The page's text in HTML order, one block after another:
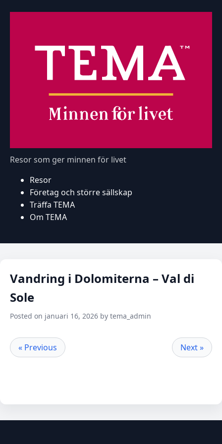
Resor som ger minnen för livet
Resor
Företag och större sällskap
Träffa TEMA
Om TEMA
Vandring i Dolomiterna – Val di
Sole
Posted on januari 16, 2026 by tema_admin
« Previous Next »